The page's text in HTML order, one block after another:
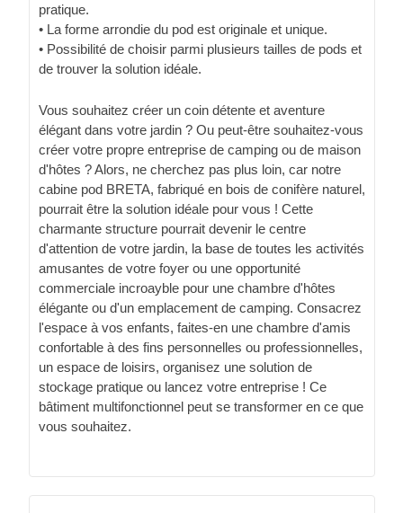
pratique.
• La forme arrondie du pod est originale et unique.
• Possibilité de choisir parmi plusieurs tailles de pods et
de trouver la solution idéale.
Vous souhaitez créer un coin détente et aventure
élégant dans votre jardin ? Ou peut-être souhaitez-vous
créer votre propre entreprise de camping ou de maison
d'hôtes ? Alors, ne cherchez pas plus loin, car notre
cabine pod BRETA, fabriqué en bois de conifère naturel,
pourrait être la solution idéale pour vous ! Cette
charmante structure pourrait devenir le centre
d'attention de votre jardin, la base de toutes les activités
amusantes de votre foyer ou une opportunité
commerciale incroayble pour une chambre d'hôtes
élégante ou d'un emplacement de camping. Consacrez
l'espace à vos enfants, faites-en une chambre d'amis
confortable à des fins personnelles ou professionnelles,
un espace de loisirs, organisez une solution de
stockage pratique ou lancez votre entreprise ! Ce
bâtiment multifonctionnel peut se transformer en ce que
vous souhaitez.